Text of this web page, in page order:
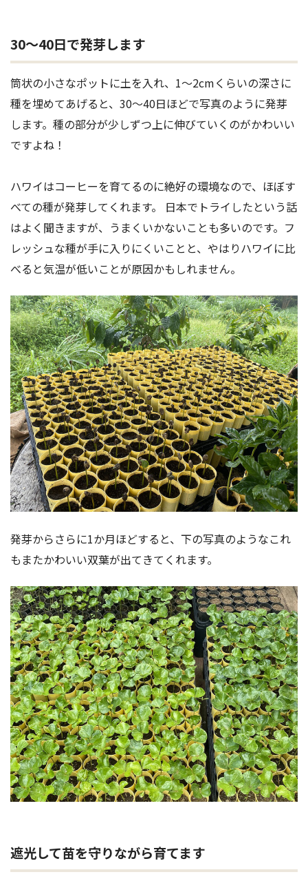
30〜40日で発芽します
筒状の小さなポットに土を入れ、1～2cmくらいの深さに
種を埋めてあげると、30～40日ほどで写真のように発芽
します。種の部分が少しずつ上に伸びていくのがかわいい
ですよね！
ハワイはコーヒーを育てるのに絶好の環境なので、ほぼす
べての種が発芽してくれます。 日本でトライしたという話
はよく聞きますが、うまくいかないことも多いのです。フ
レッシュな種が手に入りにくいことと、やはりハワイに比
べると気温が低いことが原因かもしれません。
発芽からさらに1か月ほどすると、下の写真のようなこれ
もまたかわいい双葉が出てきてくれます。
遮光して苗を守りながら育てます